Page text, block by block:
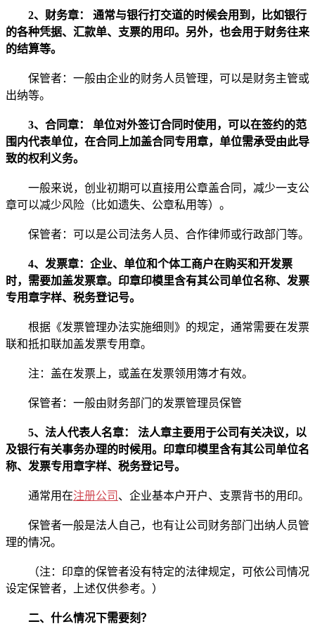
2、财务章： 通常与银行打交道的时候会用到，比如银行
的各种凭据、汇款单、支票的用印。另外，也会用于财务往来
的结算等。
保管者：一般由企业的财务人员管理，可以是财务主管或
出纳等。
3、合同章： 单位对外签订合同时使用，可以在签约的范
围内代表单位，在合同上加盖合同专用章，单位需承受由此导
致的权利义务。
一般来说，创业初期可以直接用公章盖合同，减少一支公
章可以减少风险（比如遗失、公章私用等）。
保管者：可以是公司法务人员、合作律师或行政部门等。
4、发票章：企业、单位和个体工商户在购买和开发票
时，需要加盖发票章。印章印模里含有其公司单位名称、发票
专用章字样、税务登记号。
根据《发票管理办法实施细则》的规定，通常需要在发票
联和抵扣联加盖发票专用章。
注：盖在发票上，或盖在发票领用簿才有效。
保管者：一般由财务部门的发票管理员保管
5、法人代表人名章： 法人章主要用于公司有关决议，以
及银行有关事务办理的时候用。印章印模里含有其公司单位名
称、发票专用章字样、税务登记号。
通常用在注册公司 、企业基本户开户、支票背书的用印。
保管者一般是法人自己，也有让公司财务部门出纳人员管
理的情况。
（注：印章的保管者没有特定的法律规定，可依公司情况
设定保管者，上述仅供参考。）
二、什么情况下需要刻？